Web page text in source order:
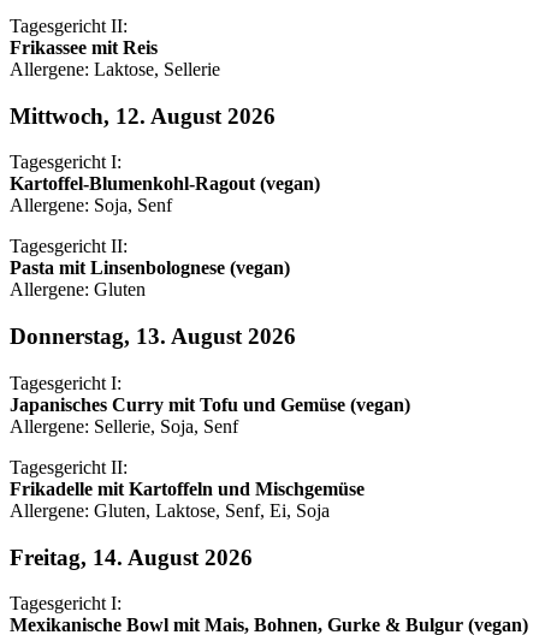
Tagesgericht II:
Frikassee mit Reis
Allergene: Laktose, Sellerie
Mittwoch, 12. August 2026
Tagesgericht I:
Kartoffel-Blumenkohl-Ragout (vegan)
Allergene: Soja, Senf
Tagesgericht II:
Pasta mit Linsenbolognese (vegan)
Allergene: Gluten
Donnerstag, 13. August 2026
Tagesgericht I:
Japanisches Curry mit Tofu und Gemüse (vegan)
Allergene: Sellerie, Soja, Senf
Tagesgericht II:
Frikadelle mit Kartoffeln und Mischgemüse
Allergene: Gluten, Laktose, Senf, Ei, Soja
Freitag, 14. August 2026
Tagesgericht I:
Mexikanische Bowl mit Mais, Bohnen, Gurke & Bulgur (vegan)